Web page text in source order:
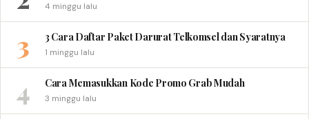
4 minggu lalu
3 3 Cara Daftar Paket Darurat Telkomsel dan Syaratnya
1 minggu lalu
4 Cara Memasukkan Kode Promo Grab Mudah
3 minggu lalu